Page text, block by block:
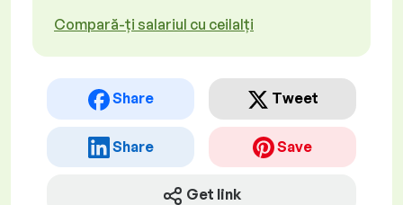
Compară-ți salariul cu ceilalți
Share Tweet
Share Save
Get link